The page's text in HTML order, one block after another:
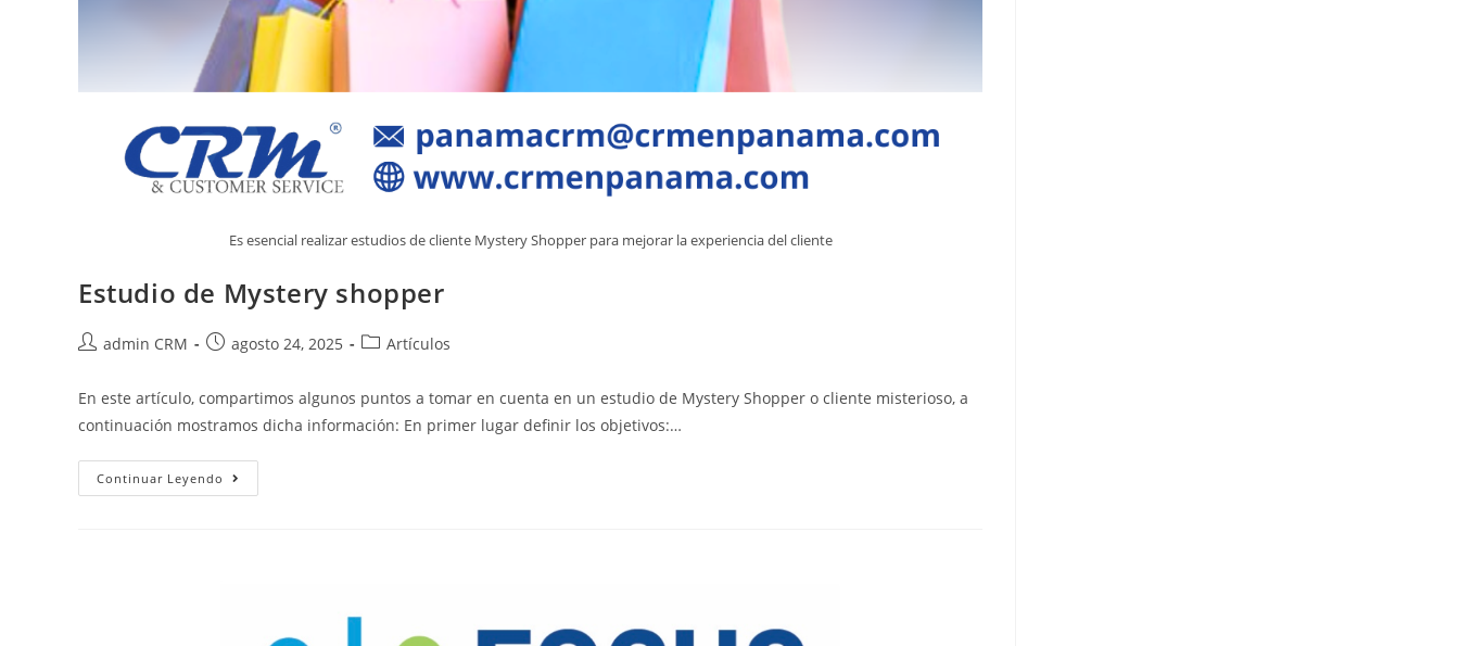
Es esencial realizar estudios de cliente Mystery Shopper para mejorar la experiencia del cliente
Estudio de Mystery shopper
admin CRM agosto 24, 2025 Artículos
En este artículo, compartimos algunos puntos a tomar en cuenta en un estudio de Mystery Shopper o cliente misterioso, a
continuación mostramos dicha información: En primer lugar definir los objetivos:…
Continuar Leyendo